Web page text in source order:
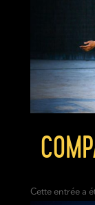
Cette entrée a